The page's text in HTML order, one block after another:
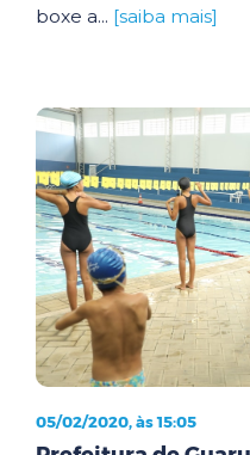
boxe a... [saiba mais]
05/02/2020, às 15:05